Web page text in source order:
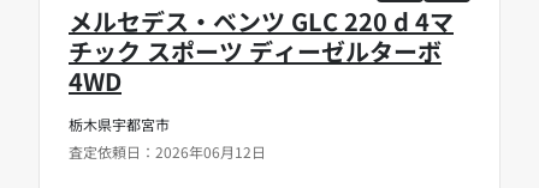
栃木県宇都宮市
査定依頼日：2026年06月12日
メルセデス・ベンツ GLC 220 d 4マ
チック スポーツ ディーゼルターボ
4WD